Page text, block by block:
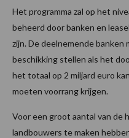
Het programma zal op het
beheerd door banken en
zijn. De deelnemende
beschikking stellen als het
het totaal op 2 miljard euro
moeten voorrang krijgen.
Voor een groot aantal van de
landbouwers te maken